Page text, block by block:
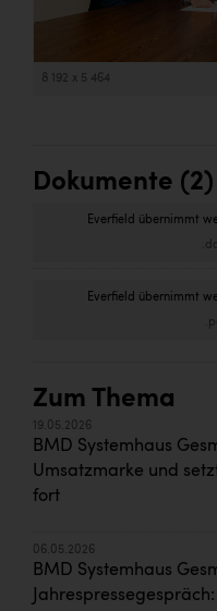
8 192 x 5 464
Dokumente (2)
Everfield übernimmt
Everfield übernimmt
Zum Thema
19.05.2026
BMD Systemhaus
Umsatzmarke und
fort
06.05.2026
BMD Systemhaus